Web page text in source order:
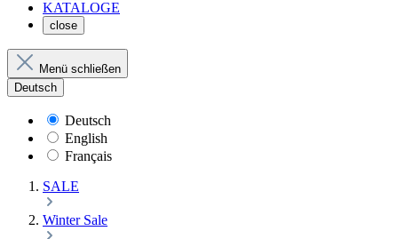
KATALOGE
close
Menü schließen
Deutsch
Deutsch
English
Français
SALE
Winter Sale